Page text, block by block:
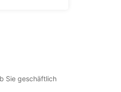
Sie geschäftlich